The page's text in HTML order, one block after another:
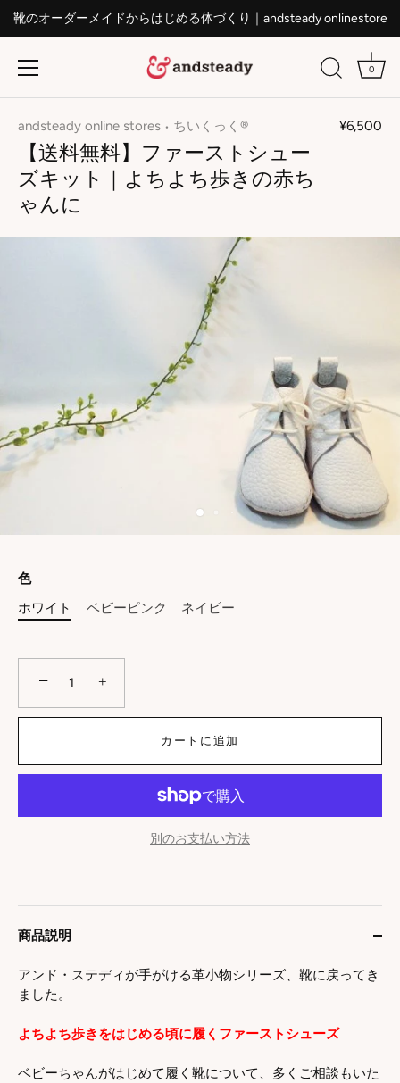
靴のオーダーメイドからはじめる体づくり｜andsteady onlinestore
0
andsteady online stores • ちいくっく® ¥6,500
【送料無料】ファーストシュー
ズキット｜よちよち歩きの赤ち
ゃんに
色
ホワイト
ベビーピンク ネイビー
− +
カートに追加
別のお支払い方法
商品説明
アンド・ステディが手がける革小物シリーズ、靴に戻ってき
ました。
よちよち歩きをはじめる頃に履くファーストシューズ
ベビーちゃんがはじめて履く靴について、多くご相談もいた